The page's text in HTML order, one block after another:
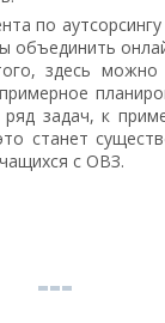
по
объединить
здесь
задач, к
станет
с ОВЗ.